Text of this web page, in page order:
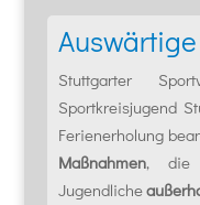
Stuttgarter
Sportkreisjugend
Ferienerholung
Maßnahmen, die
Jugendliche